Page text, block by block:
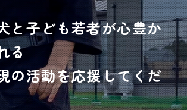
と子ども若者が心豊か
る
の活動を応援してくだ